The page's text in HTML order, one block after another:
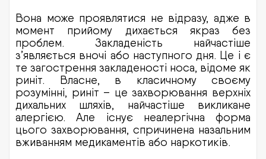
Вона може проявлятися не відразу, адже в
момент прийому дихається якраз без
проблем. Закладеність найчастіше
з’являється вночі або наступного дня. Це і є
те загострення закладеності носа, відоме як
риніт. Власне, в класичному своєму
розумінні, риніт – це захворювання верхніх
дихальних шляхів, найчастіше викликане
алергією. Але існує неалергічна форма
цього захворювання, спричинена назальним
вживанням медикаментів або наркотиків.